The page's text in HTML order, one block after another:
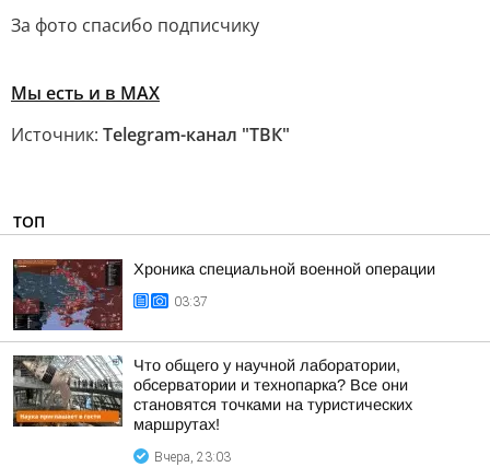
За фото спасибо подписчику
Мы есть и в МАХ
Источник: Telegram-канал "ТВК"
ТОП
Хроника специальной военной операции
03:37
Что общего у научной лаборатории,
обсерватории и технопарка? Все они
становятся точками на туристических
маршрутах!
Вчера, 23:03